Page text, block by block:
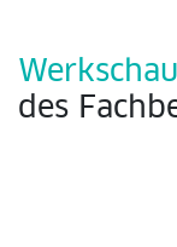
Werkschau
des